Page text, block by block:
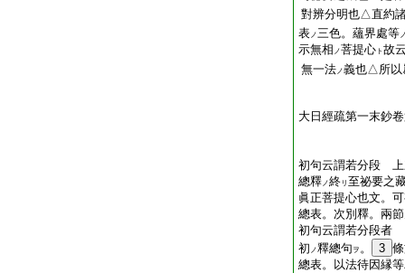
對辨分明也△直約
表ノ三色。蘊界處等
示無相 ノ菩提心 ト 故
無一法ノ義也△所以
大日經疏第一末鈔
初句云謂若分段 上
總釋ノ終 リ 至祕要之
眞正菩提心也文。
總表。次別釋。兩
初句云謂若分段者
初 ノ釋總句 ヲ 。 3
總表。以法待因縁等